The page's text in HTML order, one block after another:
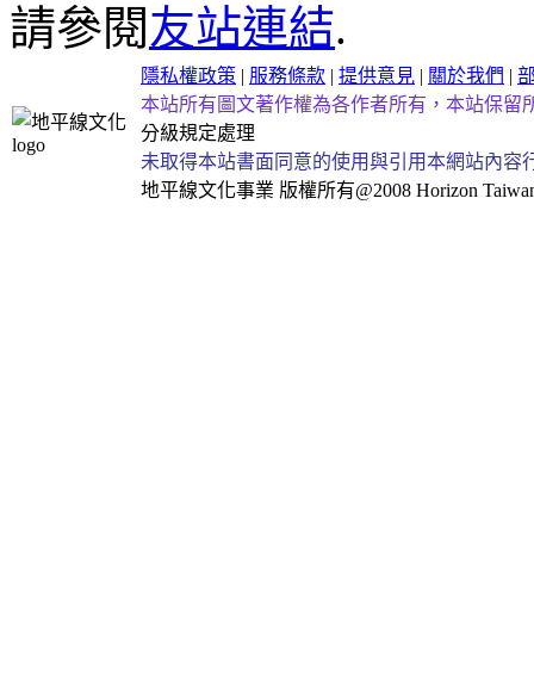
請參閱友站連結.
隱私權政策 | 服務條款 | 提供意見 | 關於我們 |
本站所有圖文著作權為各作者所有，本站保留
分級規定處理
未取得本站書面同意的使用與引用本網站內
地平線文化事業 版權所有@2008 Horizon